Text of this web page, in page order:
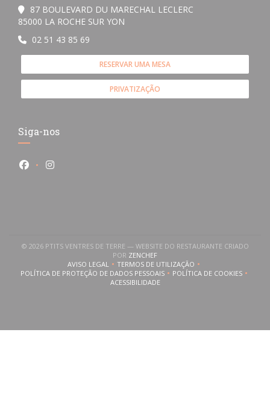
87 BOULEVARD DU MARECHAL LECLERC
85000 LA ROCHE SUR YON
02 51 43 85 69
RESERVAR UMA MESA
PRIVATIZAÇÃO
Siga-nos
Facebook ((abre numa nova janela))
Instagram ((abre numa nova janela))
© 2026 PTITS VENTRES DE TERRE — WEBSITE DO RESTAURANTE CRIADO
POR ZENCHEF((ABRE NUMA NOVA JANELA))
AVISO LEGAL((ABRE NUMA NOVA JANELA))
TERMOS DE UTILIZAÇÃO((ABRE NUMA NOVA JANELA))
POLÍTICA DE PROTEÇÃO DE DADOS PESSOAIS
((ABRE NUMA NOVA JANELA))POLÍTICA DE COOKIES
((ABRE NUMA
ACESSIBILIDADE((ABRE NUMA NOVA JANELA))